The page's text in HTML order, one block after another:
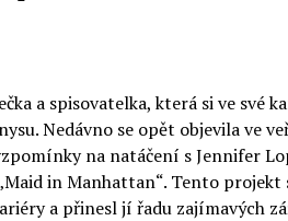
a spisovatelka, která si ve své
Nedávno se opět objevila ve
na natáčení s Jennifer
in Manhattan“. Tento projekt
a přinesl jí řadu zajímavých